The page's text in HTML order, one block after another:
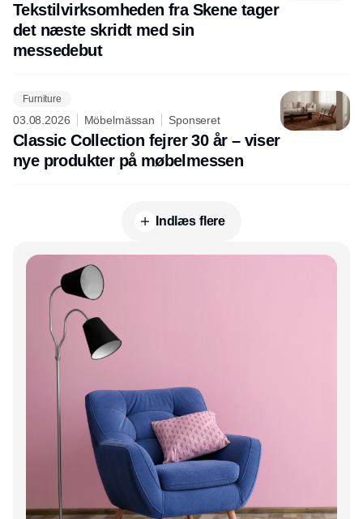
Tekstilvirksomheden fra Skene tager
det næste skridt med sin
messedebut
Furniture
03.08.2026 Möbelmässan Sponseret
Classic Collection fejrer 30 år – viser
nye produkter på møbelmessen
Indlæs flere